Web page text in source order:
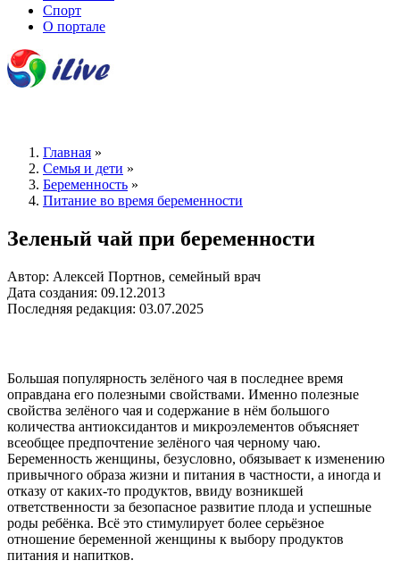
Спорт
О портале
Главная »
Семья и дети »
Беременность »
Питание во время беременности
Зеленый чай при беременности
Автор: Алексей Портнов, семейный врач
Дата создания: 09.12.2013
Последняя редакция: 03.07.2025
Большая популярность зелёного чая в последнее время
оправдана его полезными свойствами. Именно полезные
свойства зелёного чая и содержание в нём большого
количества антиоксидантов и микроэлементов объясняет
всеобщее предпочтение зелёного чая черному чаю.
Беременность женщины, безусловно, обязывает к изменению
привычного образа жизни и питания в частности, а иногда и
отказу от каких-то продуктов, ввиду возникшей
ответственности за безопасное развитие плода и успешные
роды ребёнка. Всё это стимулирует более серьёзное
отношение беременной женщины к выбору продуктов
питания и напитков.